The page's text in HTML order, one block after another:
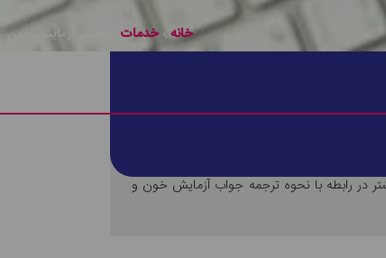
خانه خدمات تفسیر آزمایش خون
در رابطه با نحوه ترجمه جواب آزمایش خون و